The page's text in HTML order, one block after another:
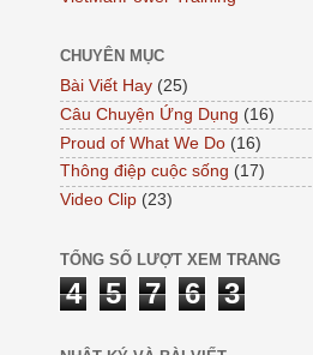
CHUYÊN MỤC
Bài Viết Hay (25)
Câu Chuyện Ứng Dụng (16)
Proud of What We Do (16)
Thông điệp cuộc sống (17)
Video Clip (23)
TỔNG SỐ LƯỢT XEM TRANG
4 5 7 6 3